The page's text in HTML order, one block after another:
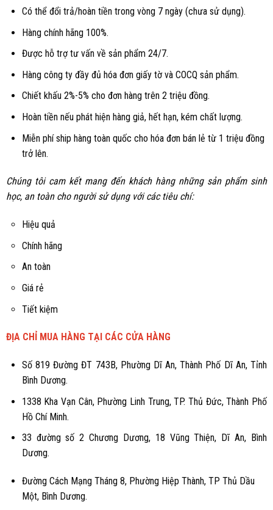
Có thể đổi trả/hoàn tiền trong vòng 7 ngày (chưa sử dụng).
Hàng chính hãng 100%.
Được hỗ trợ tư vấn về sản phẩm 24/7.
Hàng công ty đầy đủ hóa đơn giấy tờ và COCQ sản phẩm.
Chiết khấu 2%-5% cho đơn hàng trên 2 triệu đồng.
Hoàn tiền nếu phát hiện hàng giả, hết hạn, kém chất lượng.
Miễn phí ship hàng toàn quốc cho hóa đơn bán lẻ từ 1 triệu đồng
trở lên.
Chúng tôi cam kết mang đến khách hàng những sản phẩm sinh
học, an toàn cho người sử dụng với các tiêu chí:
Hiệu quả
Chính hãng
An toàn
Giá rẻ
Tiết kiệm
ĐỊA CHỈ MUA HÀNG TẠI CÁC CỬA HÀNG
Số 819 Đường ĐT 743B, Phường Dĩ An, Thành Phố Dĩ An, Tỉnh
Bình Dương.
1338 Kha Vạn Cân, Phường Linh Trung, TP. Thủ Đức, Thành Phố
Hồ Chí Minh.
33 đường số 2 Chương Dương, 18 Vũng Thiện, Dĩ An, Bình
Dương.
Đường Cách Mạng Tháng 8, Phường Hiệp Thành, TP Thủ Dầu
Một, Bình Dương.